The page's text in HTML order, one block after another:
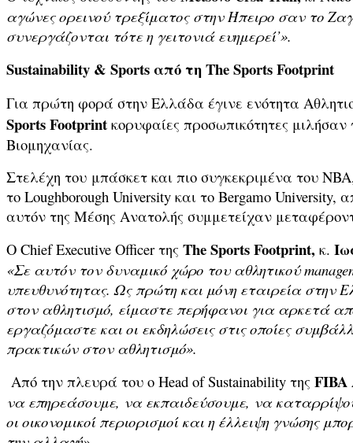
αγώνες ορεινού τρεξίματος στην Ήπειρο σαν το
συνεργάζονται τότε η γειτονιά ευημερεί’».
Sustainability & Sportsαπό τη The Sports Footprint
Για πρώτη φορά στην Ελλάδα έγινε ενότητα
SportsFootprint κορυφαίες προσωπικότητες μιλήσαν
Βιομηχανίας.
Στελέχη του μπάσκετ και πιο συγκεκριμένα του
το Loughborough University και το Bergamo
αυτόν της Μέσης Ανατολής συμμετείχαν
Ο Chief Executive Officer της TheSportsFootprint, κ.
«Σε αυτόν τον δυναμικό χώρο του αθλητικού
υπευθυνότητας. Ως πρώτη και μόνη εταιρεία στην
στον αθλητισμό, είμαστε περήφανοι για αρκετά
εργαζόμαστε και οι εκδηλώσεις στις οποίες
πρακτικών στον αθλητισμό».
Από την πλευρά του ο Head of Sustainability της FIBA
να επηρεάσουμε, να εκπαιδεύσουμε, να
οι οικονομικοί περιορισμοί και η έλλειψη γνώσης